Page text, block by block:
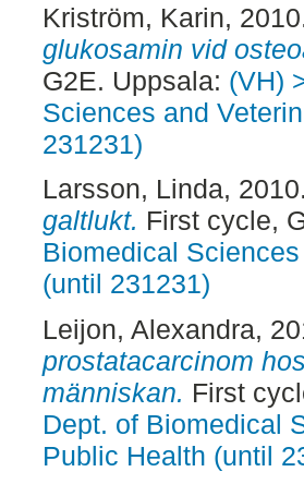
Kriström, Karin,
glukosamin vid
G2E. Uppsala: (VH)
Sciences and
231231)
Larsson, Linda,
galtlukt. First cycle,
Biomedical
(until 231231)
Leijon, Alexandra,
prostatacarcinom
människan. First
Dept. of Biomedical
Public Health (until